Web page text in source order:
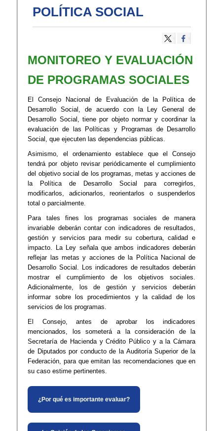
POLÍTICA SOCIAL
MONITOREO Y EVALUACIÓN
DE PROGRAMAS SOCIALES
El Consejo Nacional de Evaluación de la Política de
Desarrollo Social, de acuerdo con la Ley General de
Desarrollo Social, tiene por objeto normar y coordinar la
evaluación de las Políticas y Programas de Desarrollo
Social, que ejecuten las dependencias públicas.
Asimismo, el ordenamiento establece que el Consejo
tendrá por objeto revisar periódicamente el cumplimiento
del objetivo social de los programas, metas y acciones de
la Política de Desarrollo Social para corregirlos,
modificarlos, adicionarlos, reorientarlos o suspenderlos
total o parcialmente.
Para tales fines los programas sociales de manera
invariable deberán contar con indicadores de resultados,
gestión y servicios para medir su cobertura, calidad e
impacto. La Ley señala que ambos indicadores deberán
reflejar las metas y acciones de la Política Nacional de
Desarrollo Social. Los indicadores de resultados deberán
mostrar el cumplimiento de los objetivos sociales.
Adicionalmente, los de gestión y servicios deberán
informar sobre los procedimientos y la calidad de los
servicios de los programas.
El Consejo, antes de aprobar los indicadores
mencionados, los someterá a la consideración de la
Secretaría de Hacienda y Crédito Público y a la Cámara
de Diputados por conducto de la Auditoría Superior de la
Federación, para que emitan las recomendaciones que en
su caso estime pertinentes.
¿Por qué es importante evaluar?